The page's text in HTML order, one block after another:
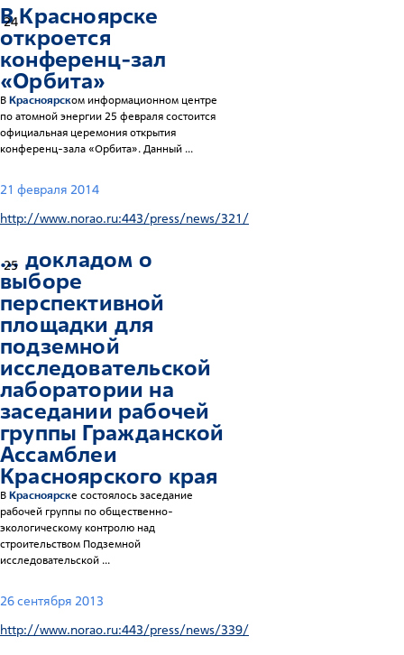
24
ВКрасноярске
откроется
конференц-зал
«Орбита»
ВКрасноярском информационном центре
по атомной энергии 25 февраля состоится
официальная церемония открытия
конференц-зала «Орбита». Данный ...
21 февраля 2014
http://www.norao.ru:443/press/news/321/
25
... докладом о
выборе
перспективной
площадки для
подземной
исследовательской
лаборатории на
заседании рабочей
группы Гражданской
Ассамблеи
Красноярского края
ВКрасноярске состоялось заседание
рабочей группы по общественно-
экологическому контролю над
строительством Подземной
исследовательской ...
26 сентября 2013
http://www.norao.ru:443/press/news/339/